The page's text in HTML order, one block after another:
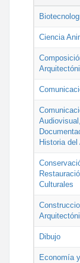
Ciencia
Audiovisual,
Historia del
Culturales
Dibujo
Economía